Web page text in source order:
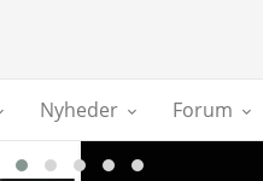
Nyheder Forum